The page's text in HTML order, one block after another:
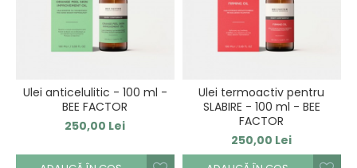
Ulei anticelulitic - 100 ml -
BEE FACTOR
250,00 Lei
Ulei termoactiv pentru
SLABIRE - 100 ml - BEE
FACTOR
250,00 Lei